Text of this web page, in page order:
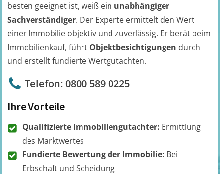
besten geeignet ist, weiß ein unabhängiger
Sachverständiger. Der Experte ermittelt den Wert
einer Immobilie objektiv und zuverlässig. Er berät beim
Immobilienkauf, führt Objektbesichtigungen durch
und erstellt fundierte Wertgutachten.
Telefon: 0800 589 0225
Ihre Vorteile
Qualifizierte Immobiliengutachter: Ermittlung
des Marktwertes
Fundierte Bewertung der Immobilie: Bei
Erbschaft und Scheidung